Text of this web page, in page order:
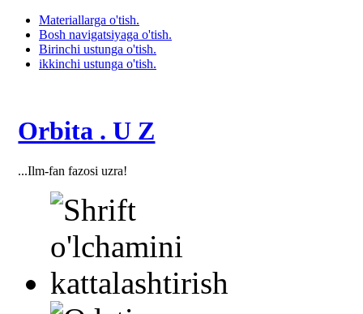
Materiallarga o'tish.
Bosh navigatsiyaga o'tish.
Birinchi ustunga o'tish.
ikkinchi ustunga o'tish.
Orbita . U Z
...Ilm-fan fazosi uzra!